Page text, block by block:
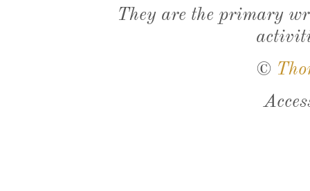
They are the primary
©